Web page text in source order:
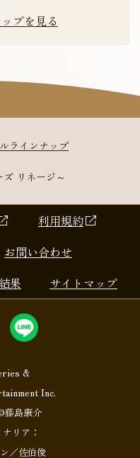
プを見る
ラインナップ
リネージ～
利用規約
お問い合わせ
果
サイトマップ
&
Inc.
島康介
リア：
／佐伯俊